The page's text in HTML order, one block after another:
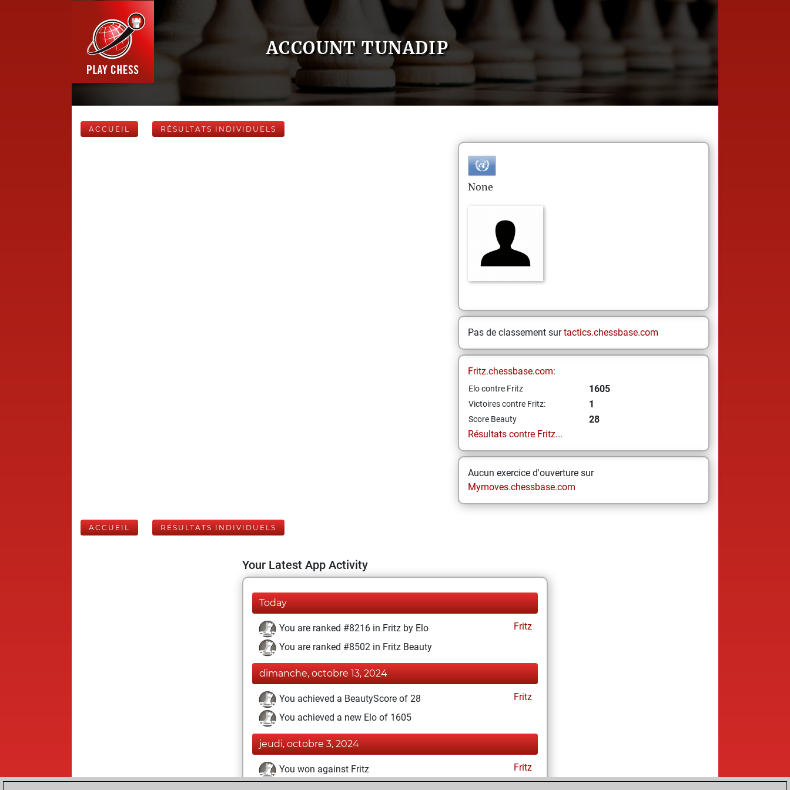
ACCOUNT TUNADIP
ACCUEIL RÉSULTATS INDIVIDUELS
None
Pas de classement surtactics.chessbase.com
Fritz.chessbase.com:
Elo contre Fritz 1605
Victoires contre Fritz: 1
Score Beauty
28
Résultats contre Fritz...
Aucun exercice d'ouverture sur
Mymoves.chessbase.com
ACCUEIL RÉSULTATS INDIVIDUELS
Your Latest App Activity
Today
You are ranked #8216 in Fritz by Elo
Fritz
You are ranked #8502 in Fritz Beauty
dimanche, octobre 13, 2024
You achieved a BeautyScore of 28
Fritz
You achieved a new Elo of 1605
jeudi, octobre 3, 2024
You won against Fritz Fritz